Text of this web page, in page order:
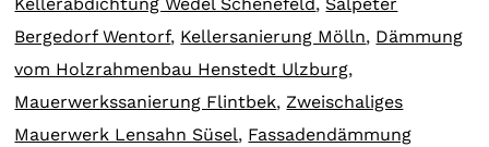
Bergedorf Wentorf, Kellersanierung Mölln, Dämmung
vom Holzrahmenbau Henstedt Ulzburg,
Mauerwerkssanierung Flintbek, Zweischaliges
Mauerwerk Lensahn Süsel, Fassadendämmung